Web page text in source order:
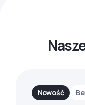
Nowość